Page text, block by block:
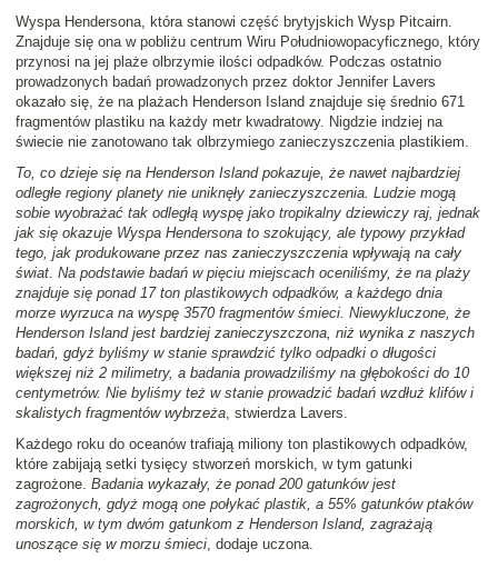
Wyspa Hendersona, która stanowi część brytyjskich Wysp Pitcairn.
Znajduje się ona w pobliżu centrum Wiru Południowopacyficznego, który
przynosi na jej plaże olbrzymie ilości odpadków. Podczas ostatnio
prowadzonych badań prowadzonych przez doktor Jennifer Lavers
okazało się, że na plażach Henderson Island znajduje się średnio 671
fragmentów plastiku na każdy metr kwadratowy. Nigdzie indziej na
świecie nie zanotowano tak olbrzymiego zanieczyszczenia plastikiem.
To, co dzieje się na Henderson Island pokazuje, że nawet najbardziej
odległe regiony planety nie uniknęły zanieczyszczenia. Ludzie mogą
sobie wyobrażać tak odległą wyspę jako tropikalny dziewiczy raj, jednak
jak się okazuje Wyspa Hendersona to szokujący, ale typowy przykład
tego, jak produkowane przez nas zanieczyszczenia wpływają na cały
świat. Na podstawie badań w pięciu miejscach oceniliśmy, że na plaży
znajduje się ponad 17 ton plastikowych odpadków, a każdego dnia
morze wyrzuca na wyspę 3570 fragmentów śmieci. Niewykluczone, że
Henderson Island jest bardziej zanieczyszczona, niż wynika z naszych
badań, gdyż byliśmy w stanie sprawdzić tylko odpadki o długości
większej niż 2 milimetry, a badania prowadziliśmy na głębokości do 10
centymetrów. Nie byliśmy też w stanie prowadzić badań wzdłuż klifów i
skalistych fragmentów wybrzeża, stwierdza Lavers.
Każdego roku do oceanów trafiają miliony ton plastikowych odpadków,
które zabijają setki tysięcy stworzeń morskich, w tym gatunki
zagrożone. Badania wykazały, że ponad 200 gatunków jest
zagrożonych, gdyż mogą one połykać plastik, a 55% gatunków ptaków
morskich, w tym dwóm gatunkom z Henderson Island, zagrażają
unoszące się w morzu śmieci, dodaje uczona.